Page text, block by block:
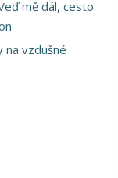
mě dál, cesto
na vzdušné